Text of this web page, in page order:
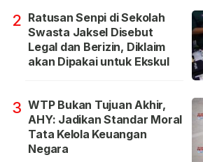
2 Ratusan Senpi di Sekolah
Swasta Jaksel Disebut
Legal dan Berizin, Diklaim
akan Dipakai untuk Ekskul
3 WTP Bukan Tujuan Akhir,
AHY: Jadikan Standar Moral
Tata Kelola Keuangan
Negara